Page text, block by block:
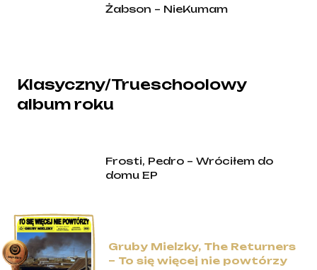
Żabson – NieKumam
Klasyczny/Trueschoolowy
album roku
Frosti, Pedro – Wróciłem do
domu EP
Gruby Mielzky, The Returners
– To się więcej nie powtórzy